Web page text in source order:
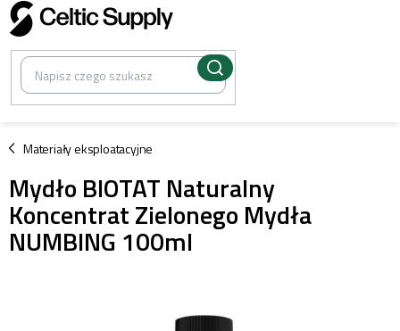
Przejść
do
treści
Materiały eksploatacyjne
/
Mydło BIOTAT Naturalny
Koncentrat Zielonego Mydła
NUMBING 100ml